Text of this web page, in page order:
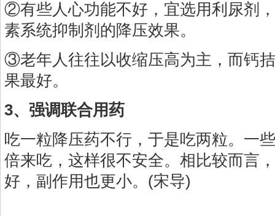
②有些人心功能不好，宜选用利尿剂
素系统抑制剂的降压效果。
③老年人往往以收缩压高为主，而钙
果最好。
3、强调联合用药
吃一粒降压药不行，于是吃两粒。一
倍来吃，这样很不安全。相比较而言
好，副作用也更小。(宋导)